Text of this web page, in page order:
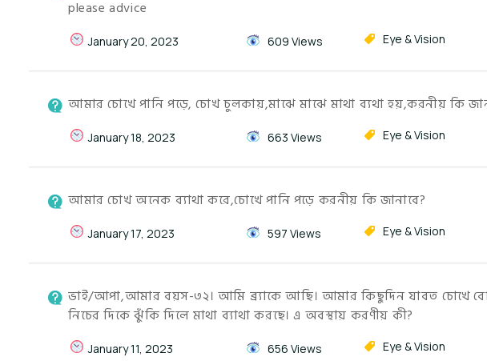
please advice
January 20, 2023 609 Views Eye & Vision
আমার চোখে পানি পড়ে, চোখ চুলকায়,মাঝে মাঝে মাথা ব্যথা হয়,করনীয় কি
January 18, 2023 663 Views Eye & Vision
আমার চোখ অনেক ব্যাথা করে,চোখে পানি পড়ে করনীয় কি জানাবে?
January 17, 2023 597 Views Eye & Vision
ভাই/আপা,আমার বয়স-৩২। আমি ব্র্যাকে আছি। আমার কিছুদিন যাবত চোখে
নিচের দিকে ঝুঁকি দিলে মাথা ব্যাথা করছে। এ অবস্থায় করণীয় কী?
January 11, 2023 656 Views Eye & Vision